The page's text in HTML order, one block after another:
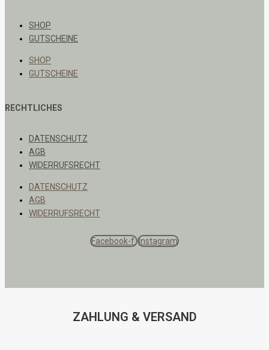
SHOP
GUTSCHEINE
SHOP
GUTSCHEINE
RECHTLICHES
DATENSCHUTZ
AGB
WIDERRUFSRECHT
DATENSCHUTZ
AGB
WIDERRUFSRECHT
Facebook-f Instagram
ZAHLUNG & VERSAND